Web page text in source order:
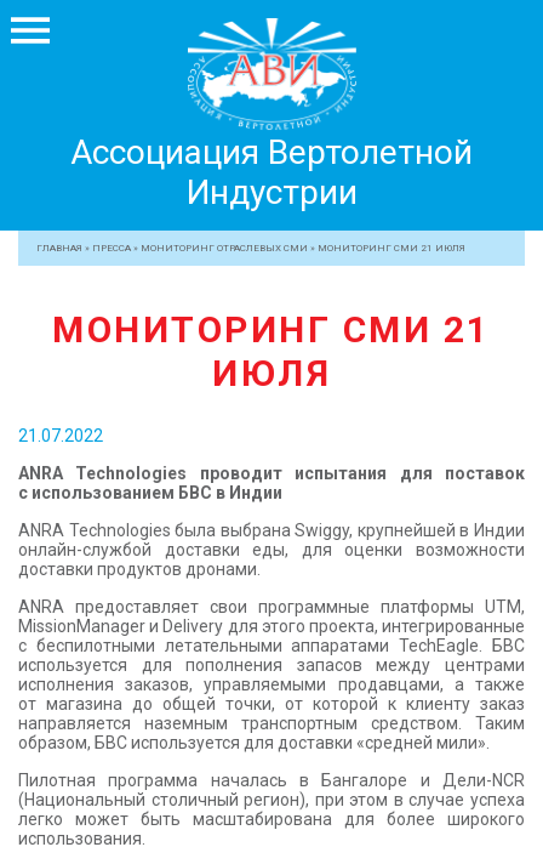
Ассоциация Вертолетной
Индустрии
Вертолетной
Индустрии
+7 499 755 99 29
ЧЛЕНЫ АВИ
ЖУРНАЛ
ПРЕССА
МЕДИА
КОНТАКТЫ
ГЛАВНАЯ » ПРЕССА » МОНИТОРИНГ ОТРАСЛЕВЫХ СМИ » МОНИТОРИНГ СМИ 21 ИЮЛЯ
МОНИТОРИНГ СМИ 21
ИЮЛЯ
21.07.2022
ANRA Technologies проводит испытания для поставок
с использованием БВС в Индии
ANRA Technologies была выбрана Swiggy, крупнейшей в Индии
онлайн-службой доставки еды, для оценки возможности
доставки продуктов дронами.
ANRA предоставляет свои программные платформы UTM,
MissionManager и Delivery для этого проекта, интегрированные
с беспилотными летательными аппаратами TechEagle. БВС
используется для пополнения запасов между центрами
исполнения заказов, управляемыми продавцами, а также
от магазина до общей точки, от которой к клиенту заказ
направляется наземным транспортным средством. Таким
образом, БВС используется для доставки «средней мили».
Пилотная программа началась в Бангалоре и Дели-NCR
(Национальный столичный регион), при этом в случае успеха
легко может быть масштабирована для более широкого
использования.